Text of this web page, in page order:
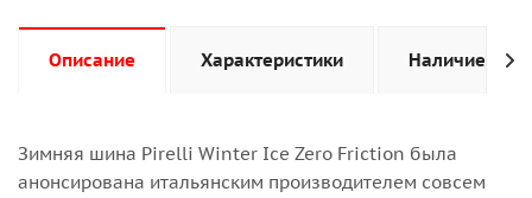
Описание Характеристики Наличие
Зимняя шина Pirelli Winter Ice Zero Friction была
анонсирована итальянским производителем совсем